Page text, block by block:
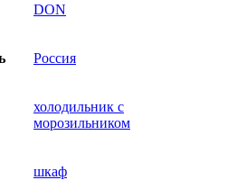
DON
Россия
холодильник с
морозильником
шкаф